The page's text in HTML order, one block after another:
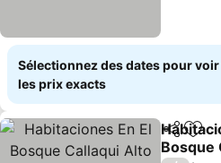
Sélectionnez des dates pour voir
les prix exacts
Partager
Bosque